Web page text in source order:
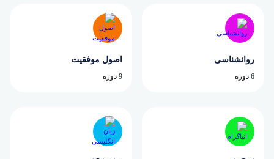
روانشناسی
6 دوره
اصول موفقیت
9 دوره